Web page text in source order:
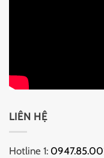
LIÊN HỆ
Hotline 1: